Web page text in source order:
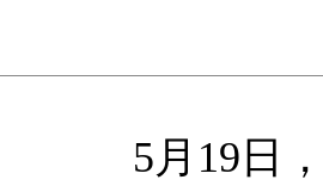
5月19日，